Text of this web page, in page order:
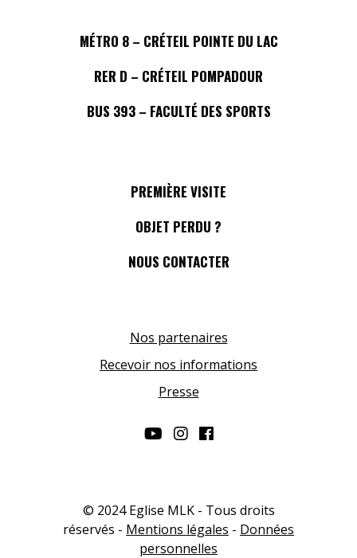
MÉTRO 8 – CRÉTEIL POINTE DU LAC
RER D – CRÉTEIL POMPADOUR
BUS 393 – FACULTÉ DES SPORTS
PREMIÈRE VISITE
OBJET PERDU ?
NOUS CONTACTER
Nos partenaires
Recevoir nos informations
Presse
© 2024 Eglise MLK - Tous droits
réservés - Mentions légales - Données
personnelles